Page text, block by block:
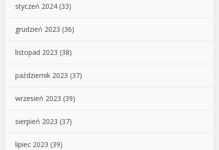
styczeń 2024 (33)
grudzień 2023 (36)
listopad 2023 (38)
październik 2023 (37)
wrzesień 2023 (39)
sierpień 2023 (37)
lipiec 2023 (39)